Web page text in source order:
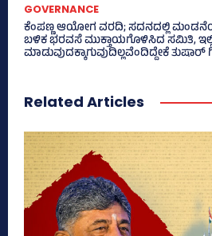
GOVERNANCE
ಕೆಂಪಣ್ಣ ಆಯೋಗ ವರದಿ; ಸದನದಲ್ಲಿ
ಬಳಿಕ ಭರವಸೆ ಮುಕ್ತಾಯಗೊಳಿಸಿದ ಸಮಿತಿ,
ಮಾಡುವುದಕ್ಕಾಗುವುದಿಲ್ಲವೆಂದಿದ್ದೇಕೆ
Related Articles